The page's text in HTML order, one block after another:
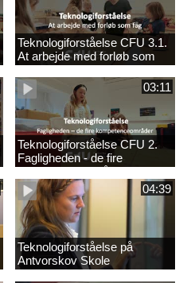
Teknologiforståelse CFU 3.1.
At arbejde med forløb som
fag
03:11
Teknologiforståelse CFU 2.
Fagligheden - de fire
kompetenceområder
04:39
Teknologiforståelse på
Antvorskov Skole